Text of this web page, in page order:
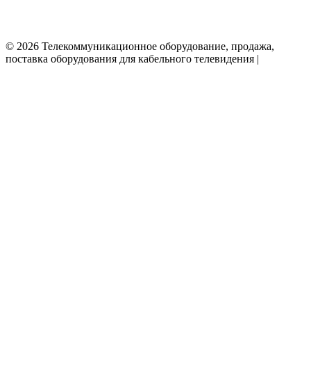
© 2026 Телекоммуникационное оборудование, продажа,
поставка оборудования для кабельного телевидения |